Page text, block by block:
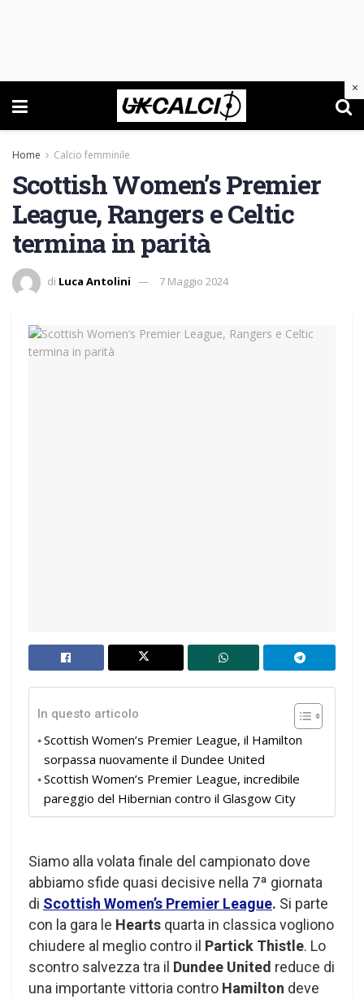
Home Calcio femminile
Scottish Women’s Premier
League, Rangers e Celtic
termina in parità
di Luca Antolini 7 Maggio 2024
In questo articolo
Scottish Women’s Premier League, il Hamilton
sorpassa nuovamente il Dundee United
Scottish Women’s Premier League, incredibile
pareggio del Hibernian contro il Glasgow City
Siamo alla volata finale del campionato dove
abbiamo sfide quasi decisive nella 7ª giornata
di Scottish Women’s Premier League. Si parte
con la gara le Hearts quarta in classica vogliono
chiudere al meglio contro il Partick Thistle. Lo
scontro salvezza tra il Dundee United reduce di
una importante vittoria contro Hamilton deve
×